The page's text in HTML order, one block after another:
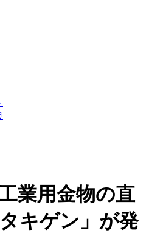
業用金物の直
キゲン」が発